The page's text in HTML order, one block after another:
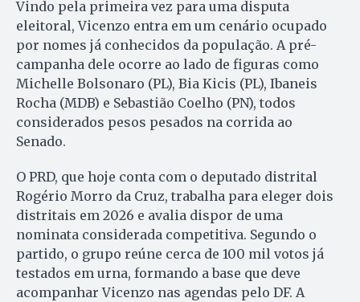
Vindo pela primeira vez para uma disputa
eleitoral, Vicenzo entra em um cenário ocupado
por nomes já conhecidos da população. A pré-
campanha dele ocorre ao lado de figuras como
Michelle Bolsonaro (PL), Bia Kicis (PL), Ibaneis
Rocha (MDB) e Sebastião Coelho (PN), todos
considerados pesos pesados na corrida ao
Senado.
O PRD, que hoje conta com o deputado distrital
Rogério Morro da Cruz, trabalha para eleger dois
distritais em 2026 e avalia dispor de uma
nominata considerada competitiva. Segundo o
partido, o grupo reúne cerca de 100 mil votos já
testados em urna, formando a base que deve
acompanhar Vicenzo nas agendas pelo DF. A